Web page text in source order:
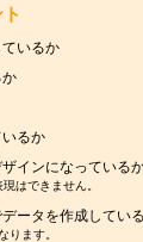
いるか
るか
インになっている
はできません。
ータを作成してい
ります。